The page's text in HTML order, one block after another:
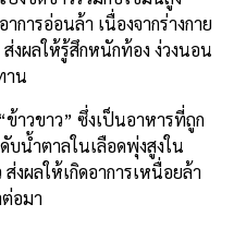
การอ่อนล้า เนื่องจากร่างกาย
งผลให้รู้สึกหนักท้อง ง่วงนอน
าน
าวขาว” ซึ่งเป็นอาหารที่ถูก
บน้ำตาลในเลือดพุ่งสูงใน
งผลให้เกิดอาการเหนื่อยล้า
อมา